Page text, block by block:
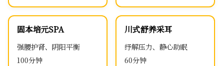
固本培元SPA
强腰护肾、阴阳平衡
100分钟
川式舒养采耳
纾解压力、静心助眠
60分钟